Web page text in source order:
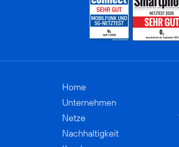
Home
Unternehmen
Netze
Nachhaltigkeit